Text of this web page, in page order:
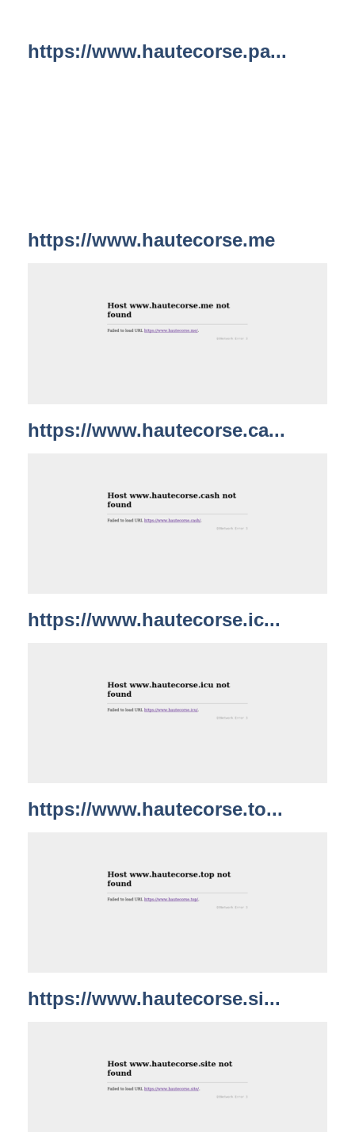
https://www.hautecorse.pa...
https://www.hautecorse.me
https://www.hautecorse.ca...
https://www.hautecorse.ic...
https://www.hautecorse.to...
https://www.hautecorse.si...